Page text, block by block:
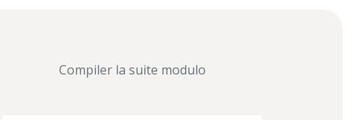
Compiler la suite modulo